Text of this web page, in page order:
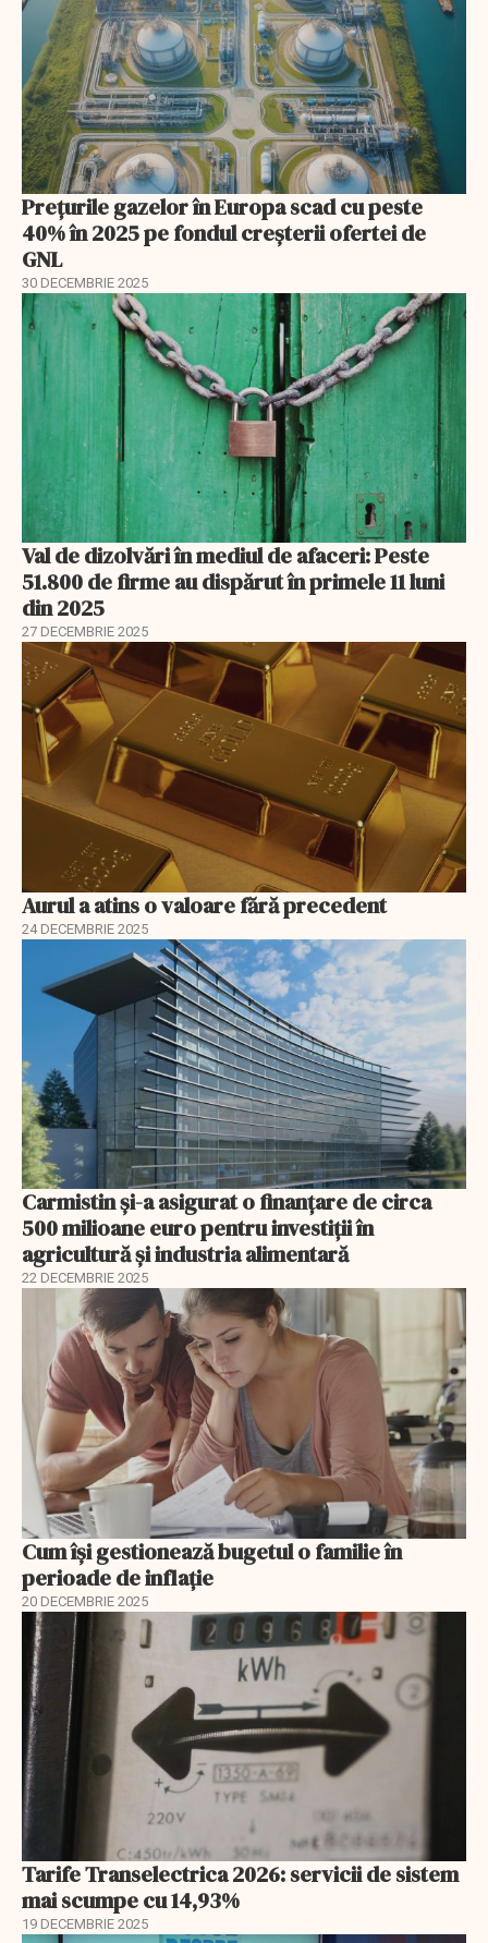
Prețurile gazelor în Europa scad cu peste
40% în 2025 pe fondul creșterii ofertei de
GNL
30 DECEMBRIE 2025
Val de dizolvări în mediul de afaceri: Peste
51.800 de firme au dispărut în primele 11 luni
din 2025
27 DECEMBRIE 2025
Aurul a atins o valoare fără precedent
24 DECEMBRIE 2025
Carmistin și-a asigurat o finanțare de circa
500 milioane euro pentru investiții în
agricultură și industria alimentară
22 DECEMBRIE 2025
Cum își gestionează bugetul o familie în
perioade de inflație
20 DECEMBRIE 2025
Tarife Transelectrica 2026: servicii de sistem
mai scumpe cu 14,93%
19 DECEMBRIE 2025